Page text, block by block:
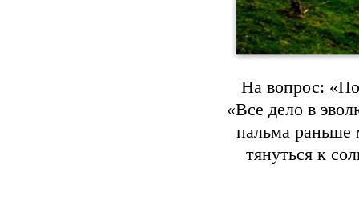
На вопрос:
«Все дело в
пальма раньше
тянуться к